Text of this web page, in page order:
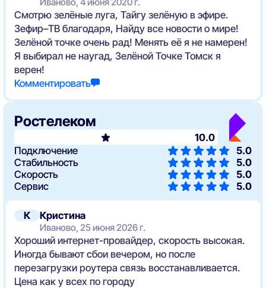
Смотрю зелёные луга, Тайгу зелёную в эфире.
Зефир–ТВ благодаря, Найду все новости о мире!
Зелёной точке очень рад! Менять её я не намерен!
Я выбирал не наугад, Зелёной Точке Томск я
верен!
Комментировать
К Кристина
Иваново, 25 июня 2026 г.
Хороший интернет-провайдер, скорость высокая.
Иногда бывают сбои вечером, но после
перезагрузки роутера связь восстанавливается.
Цена как у всех по городу
Ростелеком
10.0
Подключение
5.0
Стабильность
5.0
Скорость
5.0
Сервис
5.0